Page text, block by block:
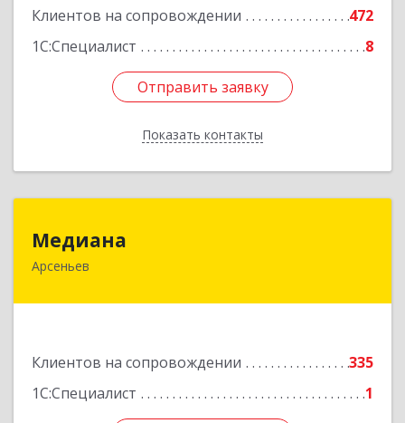
Клиентов на сопровождении
472
1С:Специалист
8
Отправить заявку
Показать контакты
Подробнее
Отправить заявку
Назад
Медиана
Арсеньев
Клиентов на сопровождении
335
1С:Специалист
1